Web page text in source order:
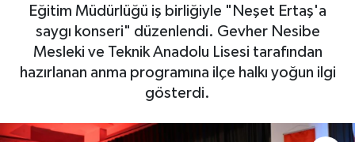
Eğitim Müdürlüğü iş birliğiyle "Neşet Ertaş'a
saygı konseri" düzenlendi. Gevher Nesibe
Mesleki ve Teknik Anadolu Lisesi tarafından
hazırlanan anma programına ilçe halkı yoğun ilgi
gösterdi.
RESMİ İLAN
BİLİM VE TEKNOLOJİ
RESMİ İLAN
Yaşam
Çevre